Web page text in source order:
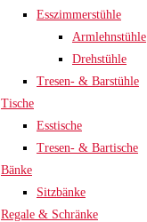
Esszimmerstühle
Armlehnstühle
Drehstühle
Tresen- & Barstühle
Tische
Esstische
Tresen- & Bartische
Bänke
Sitzbänke
Regale & Schränke